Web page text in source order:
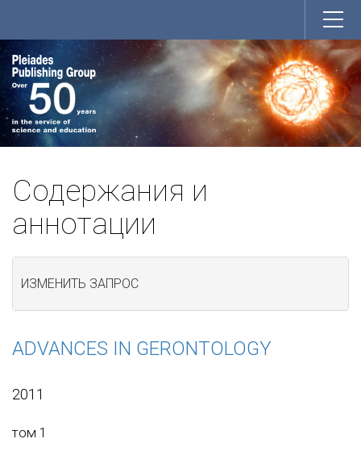
Содержания и
аннотации
ИЗМЕНИТЬ ЗАПРОС
ADVANCES IN GERONTOLOGY
2011
том 1